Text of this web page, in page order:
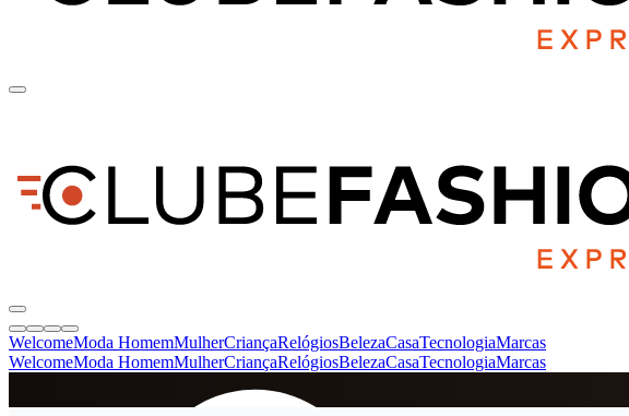
WelcomeModa HomemMulherCriançaRelógiosBelezaCasaTecnologiaMarcas
WelcomeModa HomemMulherCriançaRelógiosBelezaCasaTecnologiaMarcas